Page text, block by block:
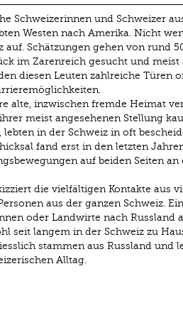
Schweizerinnen und Schweizer
Westen nach Amerika. Nicht
auf. Schätzungen gehen von rund
im Zarenreich gesucht und meist
diesen Leuten zahlreiche Türen
alte, inzwischen fremde Heimat
meist angesehenen Stellung
in der Schweiz in oft
fand erst in den letzten
auf beiden Seiten an
die vielfältigen Kontakte aus
aus der ganzen Schweiz.
oder Landwirte nach Russland
seit langem in der Schweiz zu
stammen aus Russland und
Alltag.